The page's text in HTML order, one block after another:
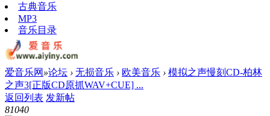
古典音乐
MP3
音乐目录
爱音乐网 »论坛 › 无损音乐 › 欧美音乐 › 模拟之声慢刻CD-柏林
之声3[正版CD原抓WAV+CUE] ...
返回列表 发新帖
81040